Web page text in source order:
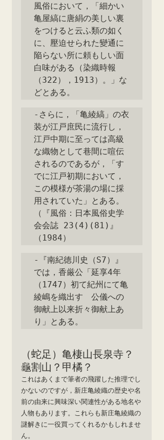
風俗において，「細かい
亀屋縞に唐絹の美しい裏
をつけると云ふ類の如く
に、壓迫せられた變通に
陥らない所に頼もしい面
白味がある（染織時報
（322），1913）。」な
どとある。
‐さらに，「亀綾縞」の衣
装が江戸庶民に流行し，
江戸中期に至っては高級
な織物として巷間に喧伝
されるのであるが，「す
でに江戸初期において，
この模様が茶湯の場に採
用されていた」とある。
（『風俗：日本風俗史学
会会誌 23(4)(81)』
（1984）
‐『南紀徳川史（S7）』
では，香厳公「延享4年
（1747）初て紀州にて亀
綾嶋を織出す　公儀への
御献上以来折々御献上あ
り」とある。
（蛇足）亀棲山長泉寺？
龜割山？甲橘？
これはあくまで筆者の飛躍した推理でし
かないのですが，新庄亀綾織の歴史や名
前の由来に興味深い関連性がある地名や
人物もあります。これらも新庄亀綾織の
謎解きに一役買ってくれるかもしれませ
ん。